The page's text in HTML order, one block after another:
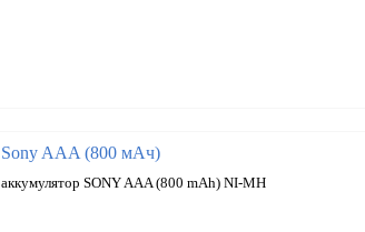
Sony AAA (800 мАч)
аккумулятор SONY AAA (800 mAh) NI-MH